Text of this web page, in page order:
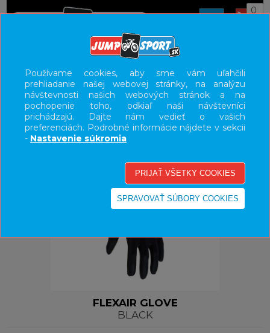
0
UŽÍVATEĽSKÝ PANEL
KATEGÓRIE
HLAVNÉ MENU
FLEXAIR GLOVE
BLACK
Používame cookies, aby sme vám uľahčili
prehliadanie našej webovej stránky, na analýzu
návštevnosti našich webových stránok a na
pochopenie toho, odkiaľ naši návštevníci
prichádzajú. Dajte nám vedieť o vašich
preferenciách. Podrobné informácie nájdete v sekcii
- Nastavenie súkromia